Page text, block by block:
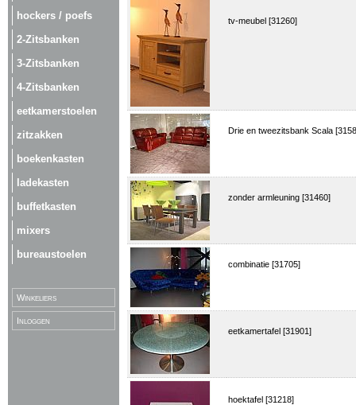
hockers / poefs
2-Zitsbanken
3-Zitsbanken
4-Zitsbanken
eetkamerstoelen
zitzakken
boekenkasten
ladekasten
buffetkasten
mixers
bureaustoelen
Winkeliers
Inloggen
tv-meubel [31260]
Drie en tweezitsbank Scala
zonder armleuning [31460]
combinatie [31705]
eetkamertafel [31901]
hoektafel [31218]